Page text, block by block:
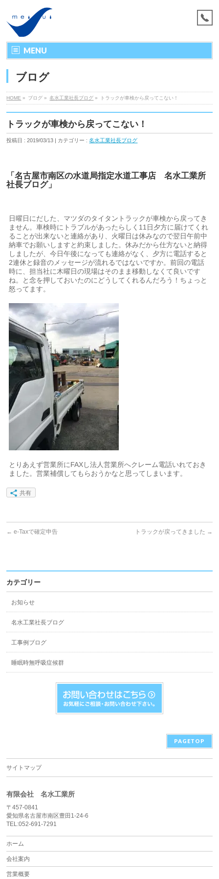
MENU
ブログ
HOME » ブログ » 名水工業社長ブログ » トラックが車検から戻ってこない！
トラックが車検から戻ってこない！
投稿日 : 2019/03/13 | カテゴリー :名水工業社長ブログ
「名古屋市南区の水道局指定水道工事店 名水工業所
社長ブログ」
日曜日にだした、マツダのタイタントラックが車検から戻ってき
ません。車検時にトラブルがあったらしく11日夕方に届けてくれ
ることが出来ないと連絡があり、火曜日は休みなので翌日午前中
納車でお願いしますと約束しました。休みだから仕方ないと納得
しましたが、今日午後になっても連絡がなく、夕方に電話すると
2連休と録音のメッセージが流れるではないですか。前回の電話
時に、担当社に木曜日の現場はそのまま移動しなくて良いです
ね。と念を押しておいたのにどうしてくれるんだろう！ちょっと
怒ってます。
とりあえず営業所にFAXし法人営業所へクレーム電話いれておき
ました。営業補償してもらおうかなと思ってしまいます。
共有
← e-Taxで確定申告 トラックが戻ってきました →
カテゴリー
お知らせ
名水工業社長ブログ
工事例ブログ
睡眠時無呼吸症候群
PAGETOP
サイトマップ
有限会社 名水工業所
〒457-0841
愛知県名古屋市南区豊田1-24-6
TEL:052-691-7291
ホーム
会社案内
営業概要